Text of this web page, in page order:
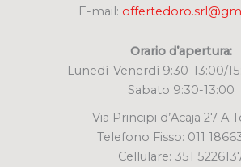
E-mail:
Orario d’apertura:
Lunedì-Venerdì 9:30-13:00/
Sabato 9:30-13:00
Via Principi d’Acaja 27 A
Telefono Fisso: 011
Cellulare: 351